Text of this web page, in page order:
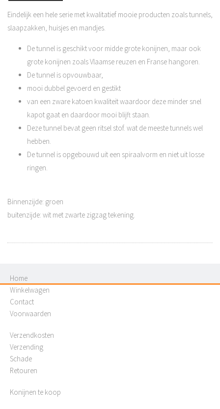
Eindelijk een hele serie met kwalitatief mooie producten zoals tunnels,
slaapzakken, huisjes en mandjes.
De tunnel is geschikt voor midde grote konijnen, maar ook
grote konijnen zoals Vlaamse reuzen en Franse hangoren.
De tunnel is opvouwbaar,
mooi dubbel gevoerd en gestikt
van een zware katoen kwaliteit waardoor deze minder snel
kapot gaat en daardoor mooi blijft staan.
Deze tunnel bevat geen ritsel stof. wat de meeste tunnels wel
hebben.
De tunnel is opgebouwd uit een spiraalvorm en niet uit losse
ringen.
Binnenzijde: groen
buitenzijde: wit met zwarte zigzag tekening.
Home
Winkelwagen
Contact
Voorwaarden
Verzendkosten
Verzending
Schade
Retouren
Konijnen te koop